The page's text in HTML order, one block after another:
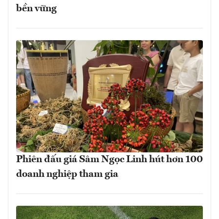
bền vững
Phiên đấu giá Sâm Ngọc Linh hút hơn 100
doanh nghiệp tham gia